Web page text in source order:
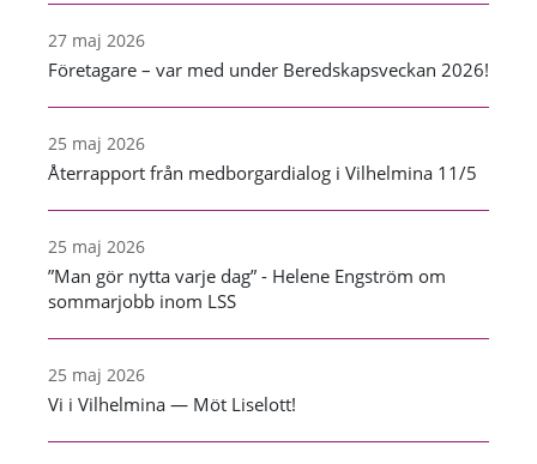
27 maj 2026
Företagare – var med under Beredskapsveckan 2026!
25 maj 2026
Återrapport från medborgardialog i Vilhelmina 11/5
25 maj 2026
”Man gör nytta varje dag” - Helene Engström om
sommarjobb inom LSS
25 maj 2026
Vi i Vilhelmina — Möt Liselott!